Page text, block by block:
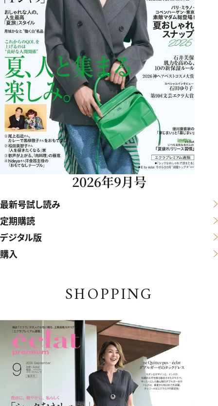
2026年9月号
最新号試し読み
定期購読
デジタル版
購入
SHOPPING